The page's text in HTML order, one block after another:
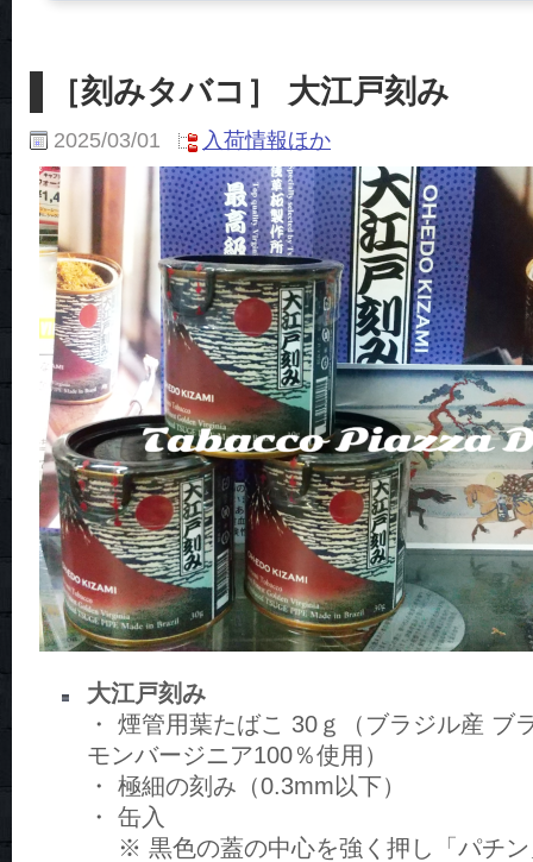
［刻みタバコ］ 大江戸刻み
2025/03/01 入荷情報ほか
大江戸刻み
・ 煙管用葉たばこ 30ｇ（ブラジル産 ブ
モンバージニア100％使用）
・ 極細の刻み（0.3mm以下）
・ 缶入
※ 黒色の蓋の中心を強く押し「パチン